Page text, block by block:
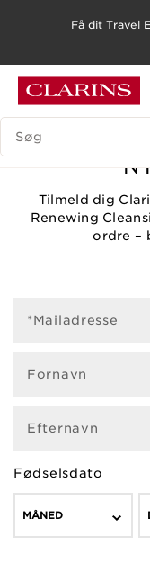
HOP TIL INDHOLD
GÅ TIL BUND
Få dit Travel
SØGEVINDUE
Tilmeld dig
Renewing
ordre –
*Mailadresse
Fornavn
Efternavn
Fødselsdato
MÅNED